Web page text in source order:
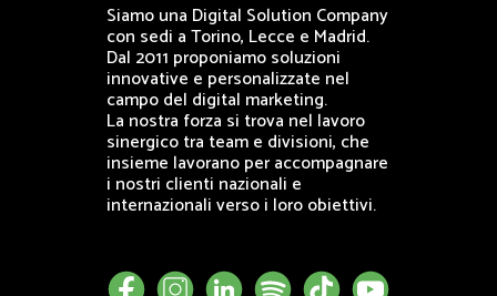
Siamo una Digital Solution Company
con sedi a Torino, Lecce e Madrid.
Dal 2011 proponiamo soluzioni
innovative e personalizzate nel
campo del digital marketing.
La nostra forza si trova nel lavoro
sinergico tra team e divisioni, che
insieme lavorano per accompagnare
i nostri clienti nazionali e
internazionali verso i loro obiettivi.